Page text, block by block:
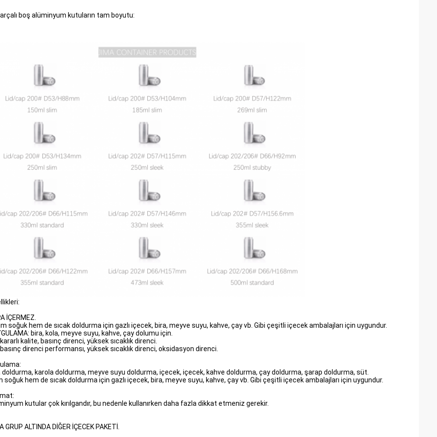
boş alüminyum kutuların tam boyutu:
İÇERMEZ.
soğuk hem de sıcak doldurma için gazlı içecek, bira, meyve suyu, kahve, çay vb. Gibi çeşitli içecek ambalajları için uygundur.
bira, kola, meyve suyu, kahve, çay dolumu için.
kararlı kalite, basınç direnci, yüksek sıcaklık direnci.
basınç direnci performansı, yüksek sıcaklık direnci, oksidasyon direnci.
doldurma, karola doldurma, meyve suyu doldurma, içecek, içecek, kahve doldurma, çay doldurma, şarap doldurma, süt.
soğuk hem de sıcak doldurma için gazlı içecek, bira, meyve suyu, kahve, çay vb. Gibi çeşitli içecek ambalajları için uygundur.
kutular çok kırılgandır, bu nedenle kullanırken daha fazla dikkat etmeniz gerekir.
GRUP ALTINDA DİĞER İÇECEK PAKETİ.